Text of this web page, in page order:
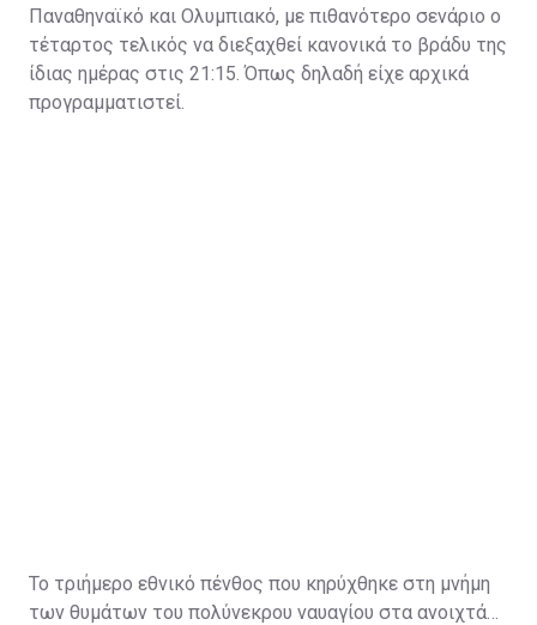
Παναθηναϊκό και Ολυμπιακό, με πιθανότερο σενάριο ο
τέταρτος τελικός να διεξαχθεί κανονικά το βράδυ της
ίδιας ημέρας στις 21:15. Όπως δηλαδή είχε αρχικά
προγραμματιστεί.
Το τριήμερο εθνικό πένθος που κηρύχθηκε στη μνήμη
των θυμάτων του πολύνεκρου ναυαγίου στα ανοιχτά